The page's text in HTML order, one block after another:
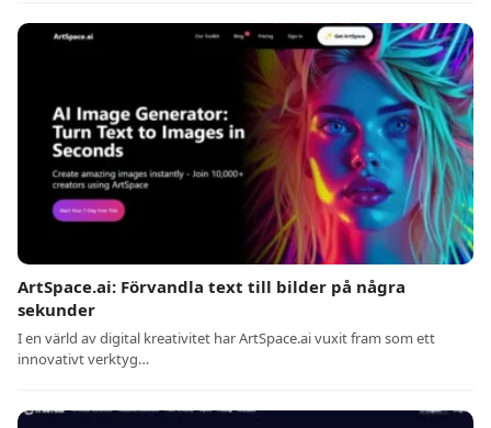
ArtSpace.ai: Förvandla text till bilder på några
sekunder
I en värld av digital kreativitet har ArtSpace.ai vuxit fram som ett
innovativt verktyg…